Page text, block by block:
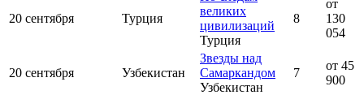
20 сентября Турция
великих
цивилизаций
Турция
8
от
130
054
20 сентября Узбекистан
Звезды над
Самаркандом
Узбекистан
7
от 45
900